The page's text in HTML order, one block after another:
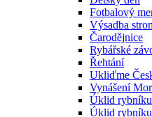
Fotbalový
Výsadba
Čarodějnice
Rybářské
Řehtání
Ukliďme
Vynášení
Úklid
Úklid